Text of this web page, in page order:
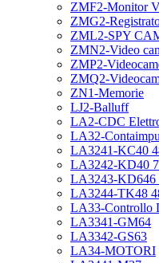
ZMF2-Monitor
ZMG2-
ZML2-SPY
ZMN2-Video
ZMP2-
ZMQ2-
ZN1-Memorie
LJ2-Balluff
LA2-CDC
LA32-
LA3241-KC40
LA3242-KD40
LA3243-KD646
LA3244-TK48
LA33-Controllo
LA3341-GM64
LA3342-GS63
LA34-MOTORI